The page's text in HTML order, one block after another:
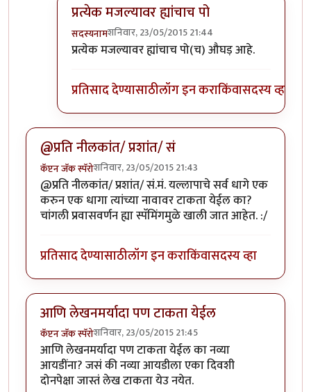
प्रत्येक मजल्यावर ह्यांचाच पो
सदस्यनामशनिवार, 23/05/2015 21:44
In reply toज्याने कोणी शिकवलं त्यानेbyआदूबाळ
प्रत्येक मजल्यावर ह्यांचाच पो(च) औघड़ आहे.
प्रतिसाद देण्यासाठीलॉग इन कराकिंवासदस्य व्हा
@प्रति नीलकांत/ प्रशांत/ सं
कॅप्टन जॅक स्पॅरोशनिवार, 23/05/2015 21:43
@प्रति नीलकांत/ प्रशांत/ सं.मं. यल्लापाचे सर्व धागे एक
करुन एक धागा त्यांच्या नावावर टाकता येईल का?
चांगली प्रवासवर्णन ह्या स्पॅमिंगमुळे खाली जात आहेत. :/
प्रतिसाद देण्यासाठीलॉग इन कराकिंवासदस्य व्हा
आणि लेखनमर्यादा पण टाकता येईल
कॅप्टन जॅक स्पॅरोशनिवार, 23/05/2015 21:45
आणि लेखनमर्यादा पण टाकता येईल का नव्या
आयडींना? जसं की नव्या आयडीला एका दिवशी
दोनपेक्षा जास्तं लेख टाकता येउ नयेत.